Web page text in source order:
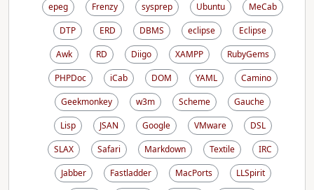
epeg
Frenzy sysprep Ubuntu
MeCab
DTP
ERD DBMS eclipse
Eclipse
Awk
RD Diigo XAMPP
RubyGems
PHPDoc
iCab DOM YAML
Camino
Geekmonkey
w3m Scheme
Gauche
Lisp
JSAN Google VMware
DSL
SLAX
Safari Markdown Textile
IRC
Jabber
Fastladder MacPorts
LLSpirit